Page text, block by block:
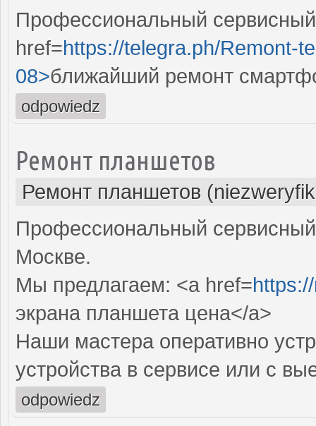
Профессиональный
href=https://telegra.ph/Remont-
08>ближайший ремонт
odpowiedz
Ремонт планшетов
Ремонт планшетов
Профессиональный
Москве.
Мы предлагаем: <a href=
экрана планшета цена</a>
Наши мастера оперативно
устройства в сервисе или с
odpowiedz